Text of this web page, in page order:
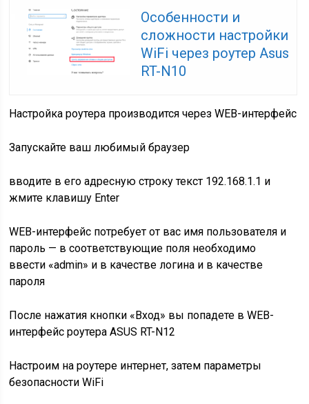
Особенности и
сложности настройки
WiFi через роутер Asus
RT-N10
Настройка роутера производится черезWEB-интерфейс
Запускайте ваш любимый браузер
вводите в его адресную строку текст 192.168.1.1 и
жмите клавишу En​ter
WEB-интерфейс потребует от вас имя пользователя и
пароль — в соответствующие поля необходимо
ввести «admin» и в качестве логина и в качестве
пароля
После нажатия кнопки «Вход» вы попадете в WEB-
интерфейс роутера ASUS RT-N12
Настроим на роутере интернет, затем параметры
безопасности WiFi